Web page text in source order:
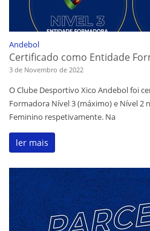
Andebol
Certificado como Entidade
3 de Novembro de 2022
O Clube Desportivo Xico Andebol foi
Formadora Nível 3 (máximo) e Nível 2
Feminino respetivamente. Na
ler mais